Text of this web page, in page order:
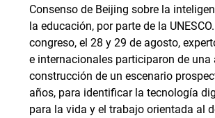
Consenso de Beijing sobre la
la educación, por parte de la
congreso, el 28 y 29 de agosto,
e internacionales participaron de una
construcción de un escenario
años, para identificar la tecnología
para la vida y el trabajo orientada al